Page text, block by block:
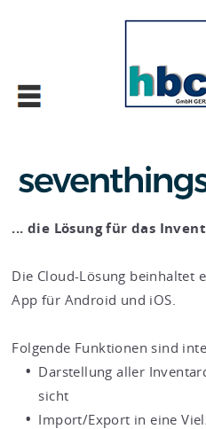
... die Lö­sung für das
Die Cloud-Lö­sung be­inhal­tet
App für An­dro­id und iOS.
Fol­gen­de Funk­tio­nen sind
Dar­stel­lung aller
sicht
Im­port/Ex­port in eine